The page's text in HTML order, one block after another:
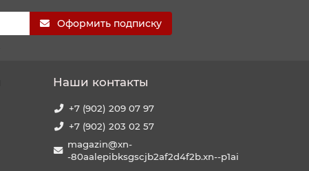
Оформить подписку
Наши контакты
+7 (902) 209 07 97
+7 (902) 203 02 57
magazin@xn-
-80aalepibksgscjb2af2d4f2b.xn--p1ai